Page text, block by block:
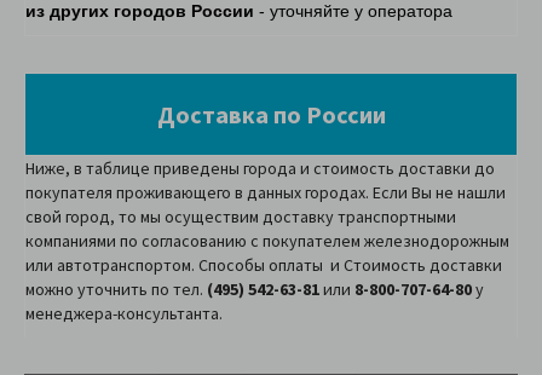
из других городов России - уточняйте у оператора
Доставка по России
Ниже, в таблице приведены города и стоимость доставки до
покупателя проживающего в данных городах. Если Вы не нашли
свой город, то мы осуществим доставку транспортными
компаниями по согласованию с покупателем железнодорожным
или автотранспортом. Способы оплаты и Стоимость доставки
можно уточнить по тел. (495) 542-63-81или 8-800-707-64-80у
менеджера-консультанта.